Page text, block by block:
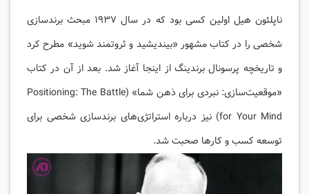
ناپلئون هیل اولین کسی بود که در سال ۱۹۳۷ مبحث برندسازی
شخصی را در کتاب مشهور «بیندیشید و ثروتمند شوید» مطرح کرد
و تاریخچه پرسونال برندینگ از اینجا آغاز شد. بعد از آن در کتاب
«موقعیت‌سازی: نبردی برای ذهن شما» (Positioning: The Battle
for Your Mind) نیز درباره استراتژی‌های برندسازی شخصی برای
توسعه کسب و کارها صحبت شد.